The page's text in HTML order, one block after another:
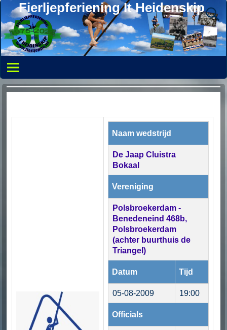
Fierljepferiening It Heidenskip
Naam wedstrijd
De Jaap Cluistra
Bokaal
Vereniging
Polsbroekerdam -
Benedeneind 468b,
Polsbroekerdam
(achter buurthuis de
Triangel)
Datum Tijd
05-08-2009 19:00
Officials